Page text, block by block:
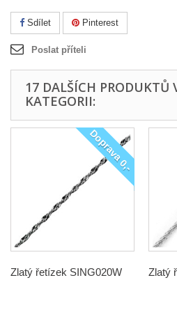
Sdílet Pinterest
Poslat příteli
17 DALŠÍCH PRODUKTŮ
KATEGORII:
Zlatý řetízek SING020W
Doprava 0,-
Zlatý